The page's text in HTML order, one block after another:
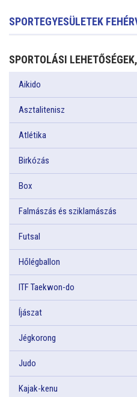
SPORTEGYESÜLETEK
SPORTOLÁSI
Aikido
Asztalitenisz
Atlétika
Birkózás
Box
Falmászás és sziklamászás
Futsal
Hőlégballon
ITF Taekwon-do
Íjászat
Jégkorong
Judo
Kajak-kenu